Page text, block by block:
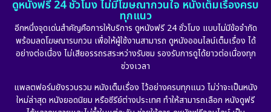
ดูหนังฟรี 24 ชั่วโมง ไม่มีโฆษณากวนใจ หนังเต็มเรื่องครบ
ทุกแนว
อีกหนึ่งจุดเด่นสำคัญคือการให้บริการ ดูหนังฟรี 24 ชั่วโมง แบบไม่มีข้อจำกัด
พร้อมลดโฆษณารบกวน เพื่อให้ผู้ใช้งานสามารถ ดูหนังออนไลน์เต็มเรื่อง ได้
อย่างต่อเนื่อง ไม่เสียอรรถรสระหว่างรับชม รองรับการดูได้ยาวต่อเนื่องทุก
ช่วงเวลา
แพลตฟอร์มยังรวบรวม หนังเต็มเรื่อง ไว้อย่างครบทุกแนว ไม่ว่าจะเป็นหนัง
ใหม่ล่าสุด หนังยอดนิยม หรือซีรีย์ต่างประเทศ ทำให้สามารถเลือก หนังดูฟรี